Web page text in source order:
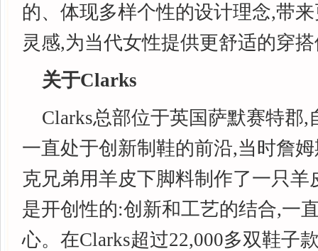
的、体现多样个性的设计理念,带
灵感,为当代女性提供更舒适的穿
关于Clarks
Clarks总部位于英国萨默赛特郡,
一直处于创新制鞋的前沿,当时詹
克兄弟用羊皮下脚料制作了一只羊
是开创性的:创新和工艺的结合,一
心。在Clarks超过22,000多双鞋子